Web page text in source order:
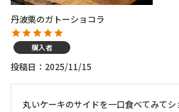
丹波栗のガトーショコラ
購入者
投稿日 2025/11/15
丸いケーキのサイドを一口食べてみて